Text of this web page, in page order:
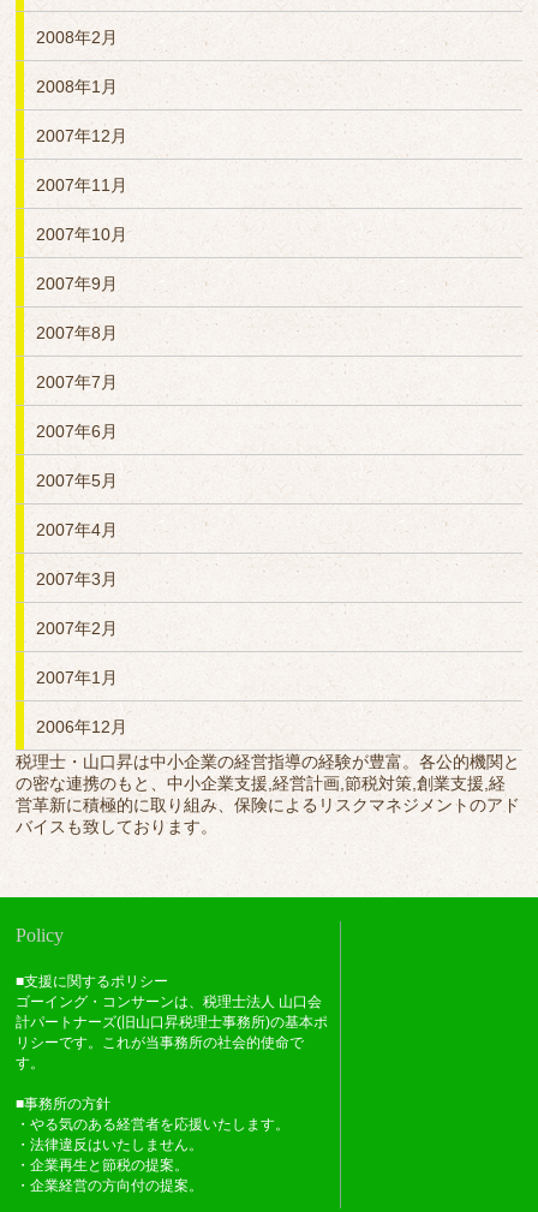
2008年2月
2008年1月
2007年12月
2007年11月
2007年10月
2007年9月
2007年8月
2007年7月
2007年6月
2007年5月
2007年4月
2007年3月
2007年2月
2007年1月
2006年12月
税理士・山口昇は中小企業の経営指導の経験が豊富。各公的機関と
の密な連携のもと、中小企業支援,経営計画,節税対策,創業支援,経
営革新に積極的に取り組み、保険によるリスクマネジメントのアド
バイスも致しております。
Policy
■支援に関するポリシー
ゴーイング・コンサーンは、税理士法人 山口会
計パートナーズ(旧山口昇税理士事務所)の基本ポ
リシーです。これが当事務所の社会的使命で
す。
■事務所の方針
・やる気のある経営者を応援いたします。
・法律違反はいたしません。
・企業再生と節税の提案。
・企業経営の方向付の提案。